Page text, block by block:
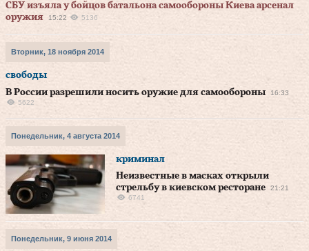
СБУ изъяла у бойцов батальона самообороны Киева арсенал
оружия
15:22 5136
Вторник, 18 ноября 2014
свободы
В России разрешили носить оружие для самообороны
16:33
5622
Понедельник, 4 августа 2014
криминал
Неизвестные в масках открыли
стрельбу в киевском ресторане
21:21
6741
Понедельник, 9 июня 2014